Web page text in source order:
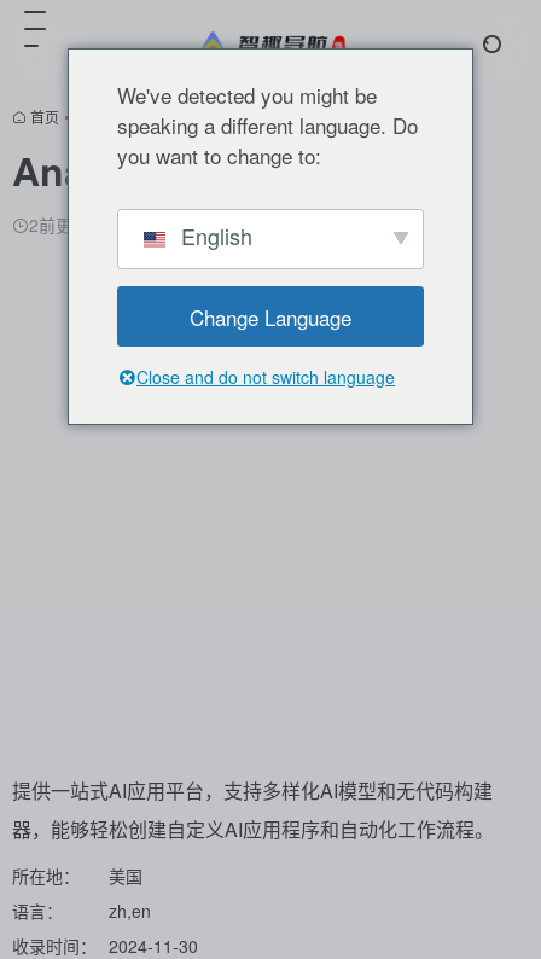
首页 • AI助手 正文
Anakin.ai
2前更新 0
提供一站式AI应用平台，支持多样化AI模型和无代码构建
器，能够轻松创建自定义AI应用程序和自动化工作流程。
所在地：
美国
语言：
zh,en
收录时间：
2024-11-30
We've detected you might be
speaking a different language. Do
you want to change to:
English
Change Language
Close and do not switch language